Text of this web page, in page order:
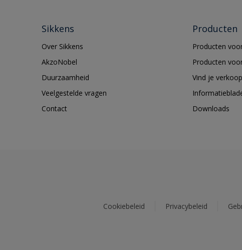
Sikkens
Over Sikkens
AkzoNobel
Duurzaamheid
Veelgestelde vragen
Contact
Producten
Producten
Producten
Vind je
Downloads
Cookiebeleid Privacybeleid